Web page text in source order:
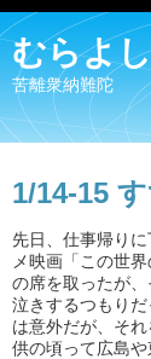
むらよ
苦離衆納難陀
1/14-15
先日、仕事帰り
メ映画「この世
の席を取ったが
泣きするつもり
は意外だが、そ
供の頃って広島